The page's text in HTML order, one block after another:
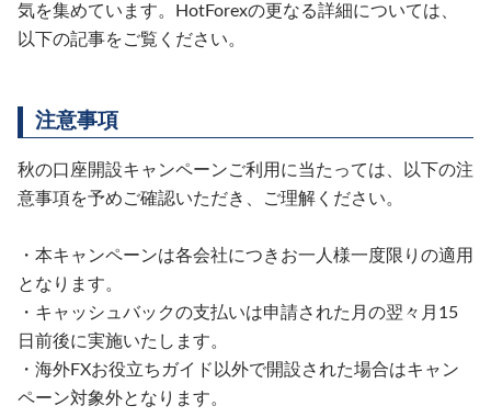
気を集めています。HotForexの更なる詳細については、
以下の記事をご覧ください。
注意事項
秋の口座開設キャンペーンご利用に当たっては、以下の注
意事項を予めご確認いただき、ご理解ください。
・本キャンペーンは各会社につきお一人様一度限りの適用
となります。
・キャッシュバックの支払いは申請された月の翌々月15
日前後に実施いたします。
・海外FXお役立ちガイド以外で開設された場合はキャン
ペーン対象外となります。